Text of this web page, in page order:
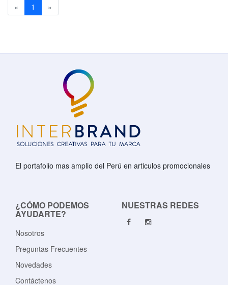
« Previous
1 (current)
»
El portafolio mas amplio del Perú en articulos promocionales
¿CÓMO PODEMOS
AYUDARTE?
Nosotros
Preguntas Frecuentes
Novedades
Contáctenos
NUESTRAS REDES